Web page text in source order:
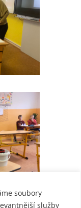
soubory
služby